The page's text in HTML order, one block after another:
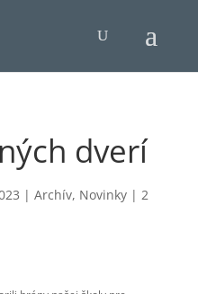
dverí
| Archív, Novinky| 2